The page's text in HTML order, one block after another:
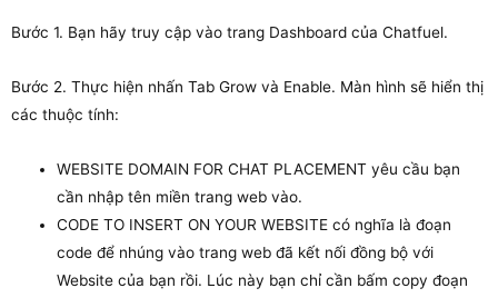
Bước 1. Bạn hãy truy cập vào trang Dashboard của Chatfuel.
Bước 2. Thực hiện nhấn Tab Grow và Enable. Màn hình sẽ hiển thị
các thuộc tính:
WEBSITE DOMAIN FOR CHAT PLACEMENT yêu cầu bạn
cần nhập tên miền trang web vào.
CODE TO INSERT ON YOUR WEBSITE có nghĩa là đoạn
code để nhúng vào trang web đã kết nối đồng bộ với
Website của bạn rồi. Lúc này bạn chỉ cần bấm copy đoạn